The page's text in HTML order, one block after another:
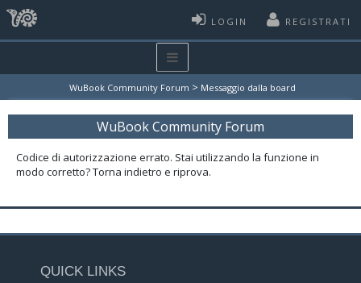
LOGIN REGISTRATI
WuBook Community Forum > Messaggio dalla board
WuBook Community Forum
Codice di autorizzazione errato. Stai utilizzando la funzione in
modo corretto? Torna indietro e riprova.
QUICK LINKS